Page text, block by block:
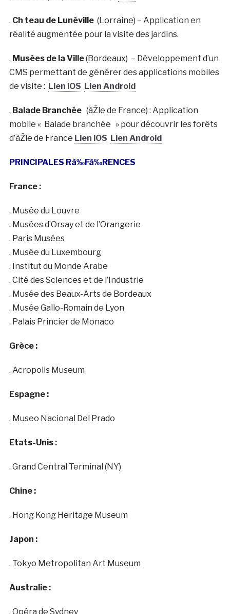
. Ch teau de Lunéville(Lorraine) – Application en
réalité augmentée pour la visite des jardins.
. Musées de la Ville(Bordeaux) – Développement d’un
CMS permettant de générer des applications mobiles
de visite : Lien iOS Lien Android
. Balade Branchée(àŽle de France) : Application
mobile « Balade branchée » pour découvrir les forêts
d’àŽle de France Lien iOS Lien Android
PRINCIPALES Rà‰Fà‰RENCES
France :
. Musée du Louvre
. Musées d’Orsay et de l’Orangerie
. Paris Musées
. Musée du Luxembourg
. Institut du Monde Arabe
. Cité des Sciences et de l’Industrie
. Musée des Beaux-Arts de Bordeaux
. Musée Gallo-Romain de Lyon
. Palais Princier de Monaco
Grèce :
. Acropolis Museum
Espagne :
. Museo Nacional Del Prado
Etats-Unis :
. Grand Central Terminal (NY)
Chine :
. Hong Kong Heritage Museum
Japon :
. Tokyo Metropolitan Art Museum
Australie :
. Opéra de Sydney